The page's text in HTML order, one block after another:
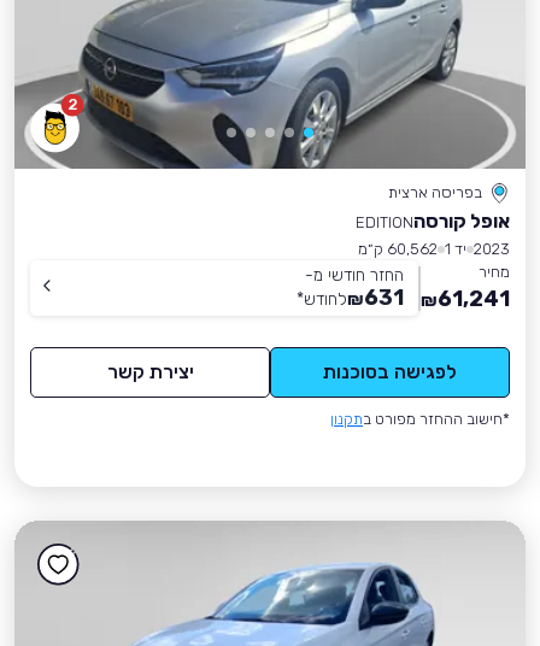
2
בפריסה ארצית
אופל קורסהEDITION
2023 יד 1
60,562 ק״מ
מחיר
61,241
₪
החזר חודשי מ-
631
₪לחודש*
לפגישה בסוכנות יצירת קשר
*חישוב ההחזר מפורט בתקנון